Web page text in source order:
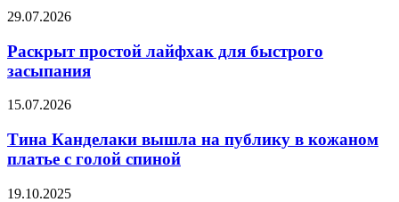
обувь
Раскрыт
лайфхак
для
быстрого
29.07.2026
Раскрыт простой лайфхак для быстрого
засыпания
Тина
вышла
на
публику
15.07.2026
Тина Канделаки вышла на публику в кожаном
платье с голой спиной
В
19.10.2025